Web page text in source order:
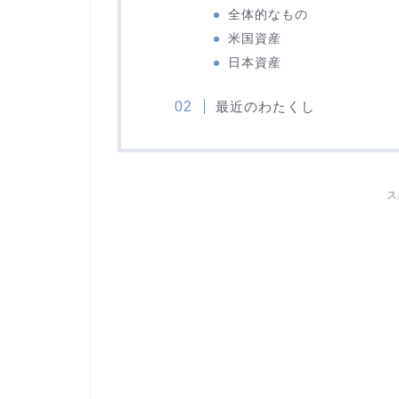
全体的なもの
米国資産
日本資産
最近のわたくし